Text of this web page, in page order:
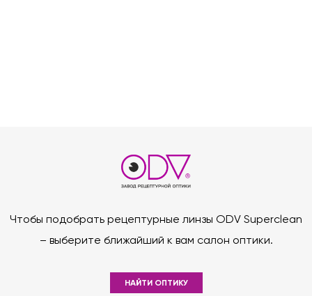
Чтобы подобрать рецептурные линзы ODV Superclean
– выберите ближайший к вам салон оптики.
НАЙТИ ОПТИКУ